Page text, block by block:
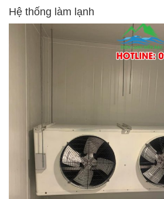
Hệ thống làm lạnh